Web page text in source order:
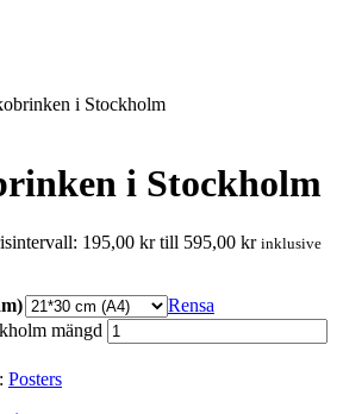
i Stockholm
i Stockholm
195,00 kr till 595,00 kr inklusive
Rensa
mängd
Posters